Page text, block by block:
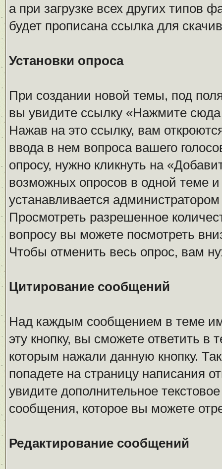
а при загрузке всех других типов
будет прописана ссылка для
Установки опроса
При создании новой темы, под
вы увидите ссылку «Нажмите
Нажав на это ссылку, вам
ввода в нем вопроса вашего
опросу, нужно кликнуть на
возможных опросов в одной теме и
устанавливается
Просмотреть разрешенное
вопросу вы можете посмотреть
Чтобы отменить весь опрос, вам
Цитирование сообщений
Над каждым сообщением в теме
эту кнопку, вы сможете ответить
которым нажали данную кнопку.
попадете на страницу написания
увидите дополнительное
сообщения, которое вы можете
Редактирование сообщений